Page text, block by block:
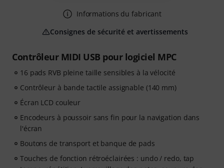
Contrôleur MIDI USB pour logiciel MPC
16 pads RVB pleine taille sensibles à la vélocité
Contrôleur à bande tactile assignable (140 mm)
Écran LCD couleur
Encodeurs à poussoir sans fin pour la navigation dans
l'écran
Boutons de transport et banque de pads
Touches de fonction rétroéclairées : undo / redo, tap
Informations du fabricant
Consignes de sécurité et avertissements